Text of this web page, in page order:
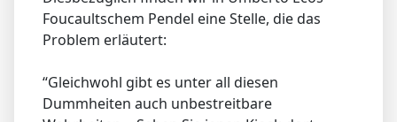
Foucaultschem Pendel eine Stelle, die das
Problem erläutert:
“Gleichwohl gibt es unter all diesen
Dummheiten auch unbestreitbare